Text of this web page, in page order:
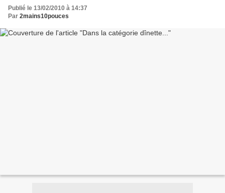
Publié le 13/02/2010 à 14:37
Par 2mains10pouces